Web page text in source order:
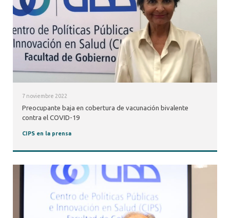
7 noviembre 2022
Preocupante baja en cobertura de vacunación bivalente
contra el COVID-19
CIPS en la prensa